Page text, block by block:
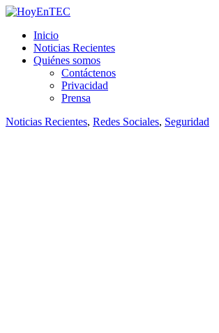
Saltar
contenido.
Inicio
Noticias Recientes
Quiénes somos
Contáctenos
Privacidad
Prensa
Noticias Recientes, Redes Sociales, Seguridad